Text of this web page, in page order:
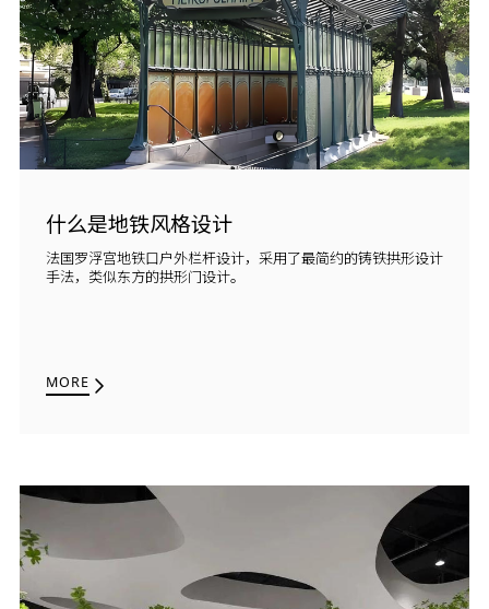
什么是地铁风格设计
法国罗浮宫地铁口户外栏杆设计，采用了最简约的铸铁拱形设计
手法，类似东方的拱形门设计。
MORE